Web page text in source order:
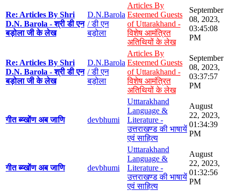
Re: Articles By Shri
D.N. Barola - श्री डी एन
बड़ोला जी के लेख
D.N.Barola
/ डी एन
बड़ोला
Articles By
Esteemed Guests
of Uttarakhand -
विशेष आमंत्रित
अतिथियों के लेख
September
08, 2023,
03:45:08
PM
Re: Articles By Shri
D.N. Barola - श्री डी एन
बड़ोला जी के लेख
D.N.Barola
/ डी एन
बड़ोला
Articles By
Esteemed Guests
of Uttarakhand -
विशेष आमंत्रित
अतिथियों के लेख
September
08, 2023,
03:37:57
PM
गीत ब्य्खोंण अब जाणि devbhumi
Utttarakhand
Language &
Literature -
उत्तराखण्ड की भाषायें
एवं साहित्य
August
22, 2023,
01:34:39
PM
गीत ब्य्खोंण अब जाणि devbhumi
Utttarakhand
Language &
Literature -
उत्तराखण्ड की भाषायें
एवं साहित्य
August
22, 2023,
01:32:56
PM